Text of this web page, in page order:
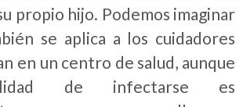
propio hijo. Podemos imaginar
se aplica a los cuidadores
en un centro de salud, aunque
de infectarse es